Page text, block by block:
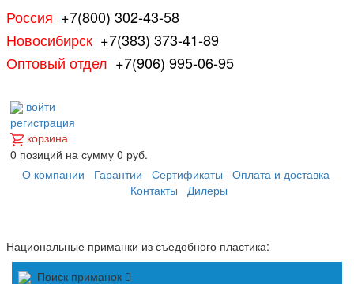
Россия +7(800) 302-43-58
Новосибирск +7(383) 373-41-89
Оптовый отдел +7(906) 995-06-95
войти
регистрация
корзина
0 позиций на сумму 0 руб.
О компании
Гарантии Сертификаты
Оплата и доставка
Контакты
Дилеры
Национальные приманки из съедобного пластика:
Поиск приманок